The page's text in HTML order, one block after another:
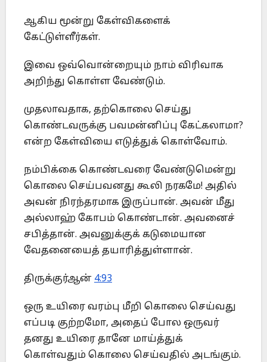
ஆகிய மூன்று கேள்விகளைக்
கேட்டுள்ளீர்கள்.
இவை ஒவ்வொன்றையும் நாம் விரிவாக
அறிந்து கொள்ள வேண்டும்.
முதலாவதாக, தற்கொலை செய்து
கொண்டவருக்கு பவமன்னிப்பு கேட்கலாமா?
என்ற கேள்வியை எடுத்துக் கொள்வோம்.
நம்பிக்கை கொண்டவரை வேண்டுமென்று
கொலை செய்பவனது கூலி நரகமே! அதில்
அவன் நிரந்தரமாக இருப்பான். அவன் மீது
அல்லாஹ் கோபம் கொண்டான். அவனைச்
சபித்தான். அவனுக்குக் கடுமையான
வேதனையைத் தயாரித்துள்ளான்.
திருக்குர்ஆன் 4:93
ஒரு உயிரை வரம்பு மீறி கொலை செய்வது
எப்படி குற்றமோ, அதைப் போல ஒருவர்
தனது உயிரை தானே மாய்த்துக்
கொள்வதும் கொலை செய்வதில் அடங்கும்.